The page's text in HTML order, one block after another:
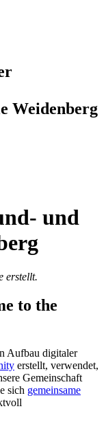
Weidenberg
und
erstellt.
to the
Aufbau digitaler
erstellt, verwendet,
Gemeinschaft
sich gemeinsame